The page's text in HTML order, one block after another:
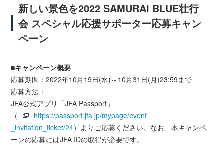
新しい景色を2022 SAMURAI BLUE壮行
会 スペシャル応援サポーター応募キャン
ペーン
■キャンペーン概要
応募期間：2022年10月19日(水)～10月31日(月)23:59まで
応募方法：
JFA公式アプリ「JFA Passport」
（
https://passport.jfa.jp/mypage/event
_invitation_ticket/24）よりご応募ください。なお、本キャンペ
ーンの応募にはJFA IDの取得が必要です。